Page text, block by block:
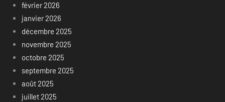
février 2026
janvier 2026
décembre 2025
novembre 2025
octobre 2025
septembre 2025
août 2025
juillet 2025